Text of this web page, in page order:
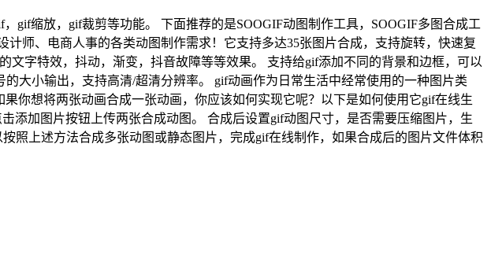
gif缩放，gif裁剪等功能。 下面推荐的是SOOGIF动图制作工具，SOOGIF多图合成工
师、电商人事的各类动图制作需求！它支持多达35张图片合成，支持旋转，快速复
字特效，抖动，渐变，抖音故障等等效果。 支持给gif添加不同的背景和边框，可以
大小输出，支持高清/超清分辨率。 gif动画作为日常生活中经常使用的一种图片类
你想将两张动画合成一张动画，你应该如何实现它呢？以下是如何使用它gif在线生
添加图片按钮上传两张合成动图。 合成后设置gif动图尺寸，是否需要压缩图片，生
照上述方法合成多张动图或静态图片，完成gif在线制作，如果合成后的图片文件体积